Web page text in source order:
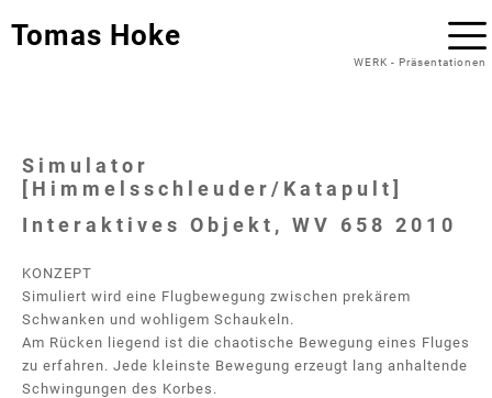
Tomas Hoke
WERK - Präsentationen
Simulator
[Himmelsschleuder/Katapult]
Interaktives Objekt, WV 658 2010
KONZEPT
Simuliert wird eine Flugbewegung zwischen prekärem
Schwanken und wohligem Schaukeln.
Am Rücken liegend ist die chaotische Bewegung eines Fluges
zu erfahren. Jede kleinste Bewegung erzeugt lang anhaltende
Schwingungen des Korbes.